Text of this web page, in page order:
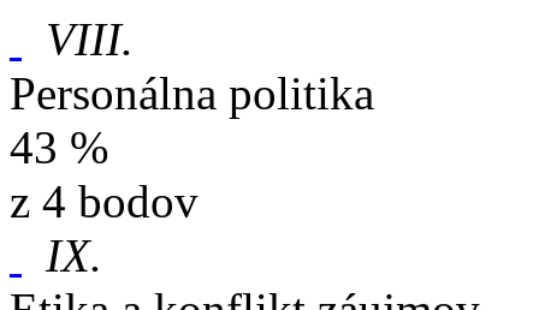
VIII.
Personálna politika
43 %
z 4 bodov
IX.